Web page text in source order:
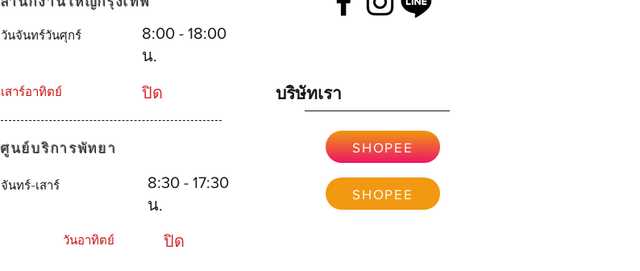
วันจันทร์วันศุกร์
8:00 - 18:00
น.
เสาร์อาทิตย์ ปิด บริษัทเรา
ศูนย์บริการพัทยา
จันทร์-เสาร์
วันอาทิตย์
8:30 - 17:30
น.
ปิด
SHOPEE
SHOPEE